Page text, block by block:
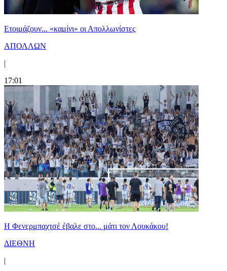
Ετοιμάζουν... «καμίνι» οι Απολλωνίστες
ΑΠΟΛΛΩΝ
|
17:01
Η Φενερμπαχτσέ έβαλε στο... μάτι τον Λουκάκου!
ΔΙΕΘΝΗ
|